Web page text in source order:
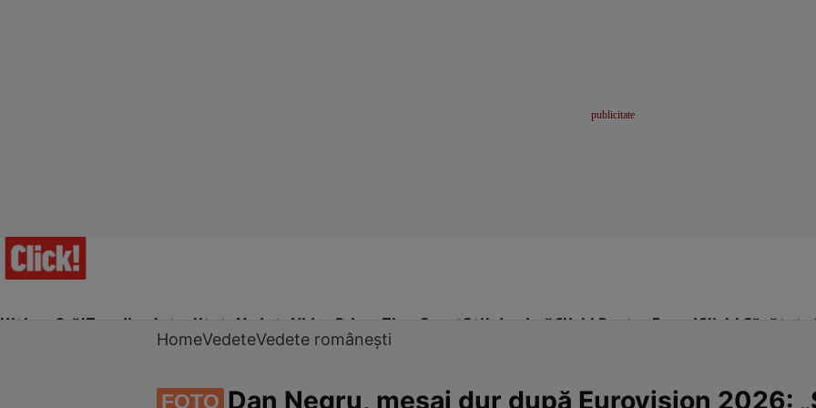
Ultima Oră!Trending Actualitate Vedete Video Prime Time SportStil de viațăClick! Pentru FemeiClick! Sănătate
HomeVedeteVedete românești
FOTO Dan Negru, mesaj dur după Eurovision 2026: